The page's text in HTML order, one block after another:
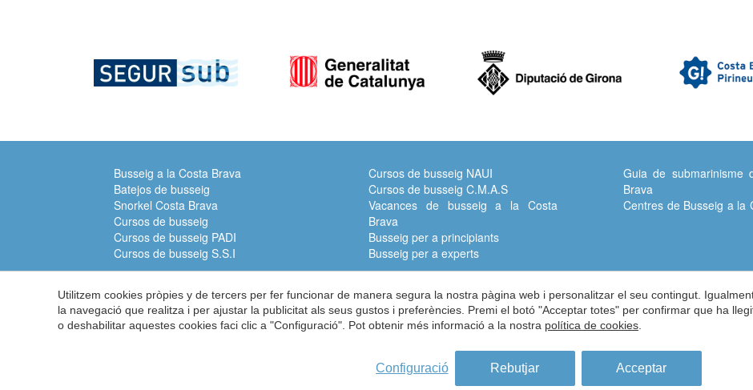
Busseig a la Costa Brava
Batejos de busseig
Snorkel Costa Brava
Cursos de busseig
Cursos de busseig PADI
Cursos de busseig S.S.I
Cursos de busseig NAUI
Cursos de busseig C.M.A.S
Vacances de busseig a la Costa
Brava
Busseig per a principiants
Busseig per a experts
Guia de submarinisme
Brava
Centres de Busseig a la
Adreça: Carrer del Turisme, 1 -Vall-llobrega -Girona -ES -17253
Telèfon: 972 60 00 17 -Fax: 972 60 01 12 -info@subcostabrava.com
© 2026 Asociación de centros de inmersión de la costa brava
Política de Privacitat Condicions d'ús de la web Política de
Utilitzem cookies pròpies y de tercers per fer funcionar de manera segura la nostra pàgina web i personalitzar el seu contingut.
la navegació que realitza i per ajustar la publicitat als seus gustos i preferències. Premi el botó "Acceptar totes" per confirmar que ha
o deshabilitar aquestes cookies faci clic a "Configuració". Pot obtenir més informació a la nostra política de cookies
Configuració Rebutjar Acceptar